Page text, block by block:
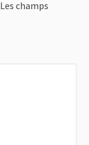
Les champs